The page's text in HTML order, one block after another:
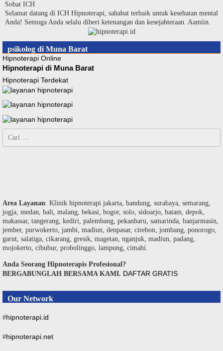
Langsung
ke
konten
Sobat ICH
Selamat datang di ICH Hipnoterapi, sahabat terbaik untuk kesehatan mental
Anda! Semoga Anda selalu diberi ketenangan dan kesejahteraan. Aamiin.
psikolog di Muna Barat
Hipnoterapi Online
Hipnoterapi di Muna Barat
Hipnoterapi Terdekat
Cari
untuk:
Area Layanan: Klinik hipnoterapi jakarta, bandung, surabaya, semarang,
jogja, medan, bali, malang, bekasi, bogor, solo, sidoarjo, batam, depok,
makassar, tangerang, kediri, palembang, pekanbaru, samarinda, banjarmasin,
jember, purwokerto, jambi, madiun, denpasar, cirebon, jombang, ponorogo,
garut, salatiga, cikarang, gresik, magetan, nganjuk, madiun, padang,
mojokerto, cibubur, probolinggo, lampung, cimahi.
Anda Seorang Hipnoterapis Profesional?
BERGABUNGLAH BERSAMA KAMI. DAFTAR GRATIS
Our Network
#hipnoterapi.id
#hipnoterapi.net